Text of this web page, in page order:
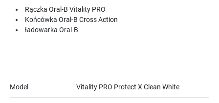
Rączka Oral-B Vitality PRO
Końcówka Oral-B Cross Action
ładowarka Oral-B
Model Vitality PRO Protect X Clean White